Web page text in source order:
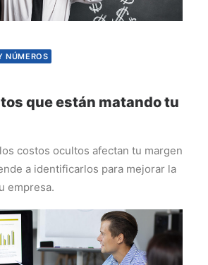
NÚMEROS
que están matando tu
costos ocultos afectan tu margen
a identificarlos para mejorar la
empresa.